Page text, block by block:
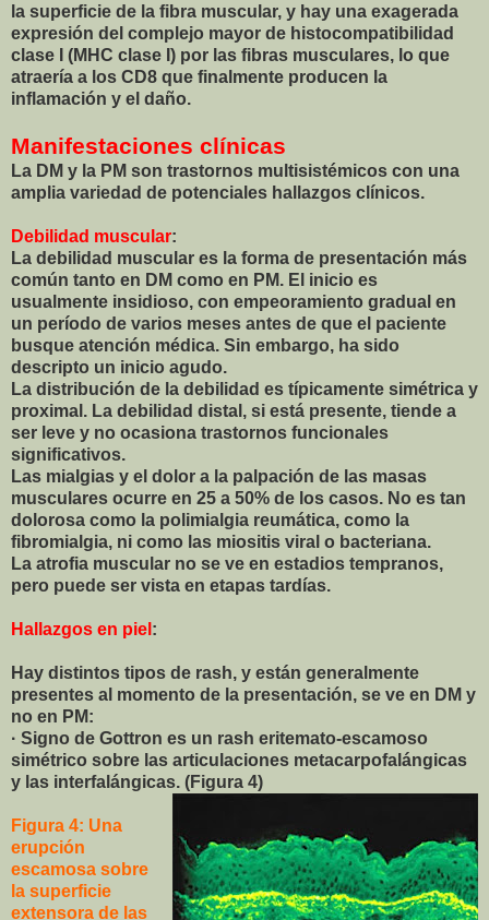
la superficie de la fibra muscular, y hay una exagerada
expresión del complejo mayor de histocompatibilidad
clase I (MHC clase I) por las fibras musculares, lo que
atraería a los CD8 que finalmente producen la
inflamación y el daño.
Manifestaciones clínicas
La DM y la PM son trastornos multisistémicos con una
amplia variedad de potenciales hallazgos clínicos.
Debilidad muscular:
La debilidad muscular es la forma de presentación más
común tanto en DM como en PM. El inicio es
usualmente insidioso, con empeoramiento gradual en
un período de varios meses antes de que el paciente
busque atención médica. Sin embargo, ha sido
descripto un inicio agudo.
La distribución de la debilidad es típicamente simétrica y
proximal. La debilidad distal, si está presente, tiende a
ser leve y no ocasiona trastornos funcionales
significativos.
Las mialgias y el dolor a la palpación de las masas
musculares ocurre en 25 a 50% de los casos. No es tan
dolorosa como la polimialgia reumática, como la
fibromialgia, ni como las miositis viral o bacteriana.
La atrofia muscular no se ve en estadios tempranos,
pero puede ser vista en etapas tardías.
Hallazgos en piel :
Hay distintos tipos de rash, y están generalmente
presentes al momento de la presentación, se ve en DM y
no en PM:
· Signo de Gottron es un rash eritemato-escamoso
simétrico sobre las articulaciones metacarpofalángicas
y las interfalángicas. (Figura 4)
Figura 4: Una
erupción
escamosa sobre
la superficie
extensora de las